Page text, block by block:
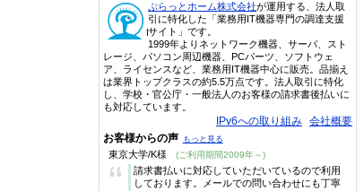
ぷらっとホーム株式会社が運用する、法人取
引に特化した「業務用IT機器専門の調達支援
サイト」です。
1999年よりネットワーク機器、サーバ、スト
レージ、パソコン周辺機器、PCパーツ、ソフトウェ
ア、ライセンスなど、業務用IT機器中心に販売。品揃え
は業界トップクラスの約5.5万点です。法人取引に特化
し、学校・官公庁・一般法人のお客様の請求書後払いに
も対応しています。
IPv6への取り組み 会社概要
お客様からの声 もっと見る
東京大学/K様 (ご利用期間2009年～)
請求書払いに対応していただいているので利用
しております。メールでの問い合わせにも丁寧